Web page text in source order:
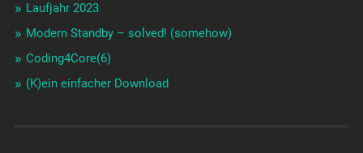
Laufjahr 2023
Modern Standby – solved! (somehow)
Coding4Core(6)
(K)ein einfacher Download